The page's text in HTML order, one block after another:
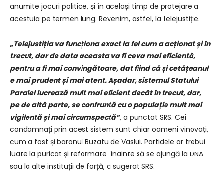
anumite jocuri politice, și în același timp de protejare a
acestuia pe termen lung. Revenim, astfel, la telejustiție.
„Telejustiția va funcționa exact la fel cum a acționat și în
trecut, dar de data aceasta va fi ceva mai eficientă,
pentru a fi mai convingătoare, dat fiind că și cetățeanul
e mai prudent și mai atent. Așadar, sistemul Statului
Paralel lucrează mult mai eficient decât în trecut, dar,
pe de altă parte, se confruntă cu o populație mult mai
vigilentă și mai circumspectă”, a punctat SRS. Cei
condamnați prin acest sistem sunt chiar oameni vinovați,
cum a fost și baronul Buzatu de Vaslui. Partidele ar trebui
luate la puricat și reformate înainte să se ajungă la DNA
sau la alte instituții de forță, a sugerat SRS.